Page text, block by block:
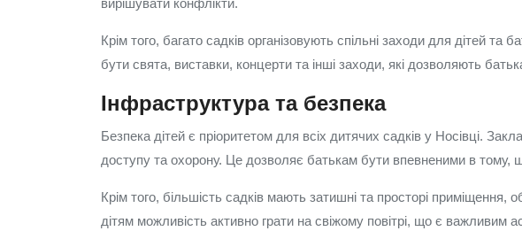
Крім того, багато садків організовують спільні заходи для дітей
бути свята, виставки, концерти та інші заходи, які дозволяють
Інфраструктура та безпека
Безпека дітей є пріоритетом для всіх дитячих садків у Носівці.
доступу та охорону. Це дозволяє батькам бути впевненими в тому,
Крім того, більшість садків мають затишні та просторі
дітям можливість активно грати на свіжому повітрі, що є важливим